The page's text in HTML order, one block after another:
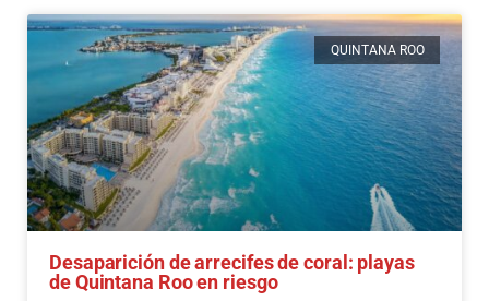
QUINTANA ROO
Desaparición de arrecifes de coral: playas
de Quintana Roo en riesgo